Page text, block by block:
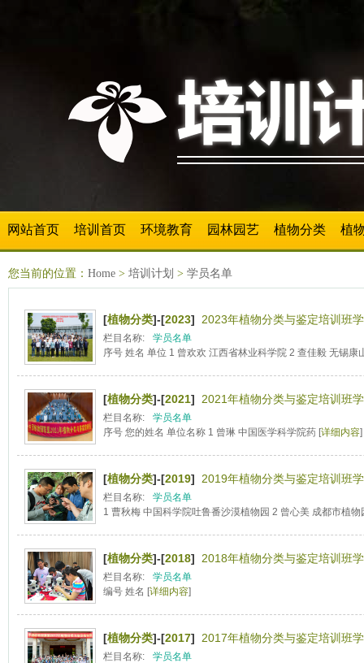
网站首页 培训首页 环境教育 园林园艺 植物分类 植
您当前的位置： Home > 培训计划 > 学员名单
[植物分类]-[2023] 2023年植物分类与鉴定培训班学
栏目名称:
学员名单
序号 姓名 单位 1 曾欢欢 江西省林业科学院 2 查佳毅 无锡康
[植物分类]-[2021] 2021年植物分类与鉴定培训班学
栏目名称:
学员名单
序号 您的姓名 单位名称 1 曾琳 中国医学科学院药 [详细内容]
[植物分类]-[2019] 2019年植物分类与鉴定培训班学
栏目名称:
学员名单
1 曹秋梅 中国科学院吐鲁番沙漠植物园 2 曾心美 成都市植物
[植物分类]-[2018] 2018年植物分类与鉴定培训班学
栏目名称:
学员名单
编号 姓名 [详细内容]
[植物分类]-[2017] 2017年植物分类与鉴定培训班学
栏目名称:
学员名单